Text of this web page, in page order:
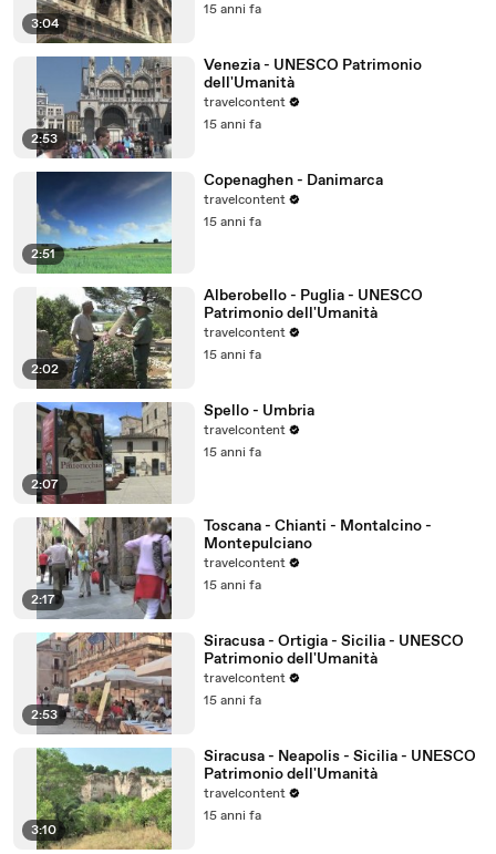
3:04
15 anni fa
2:53
Venezia - UNESCO Patrimonio
dell'Umanità
travelcontent
15 anni fa
2:51
Copenaghen - Danimarca
travelcontent
15 anni fa
2:02
Alberobello - Puglia - UNESCO
Patrimonio dell'Umanità
travelcontent
15 anni fa
2:07
Spello - Umbria
travelcontent
15 anni fa
2:17
Toscana - Chianti - Montalcino -
Montepulciano
travelcontent
15 anni fa
2:53
Siracusa - Ortigia - Sicilia - UNESCO
Patrimonio dell'Umanità
travelcontent
15 anni fa
3:10
Siracusa - Neapolis - Sicilia - UNESCO
Patrimonio dell'Umanità
travelcontent
15 anni fa